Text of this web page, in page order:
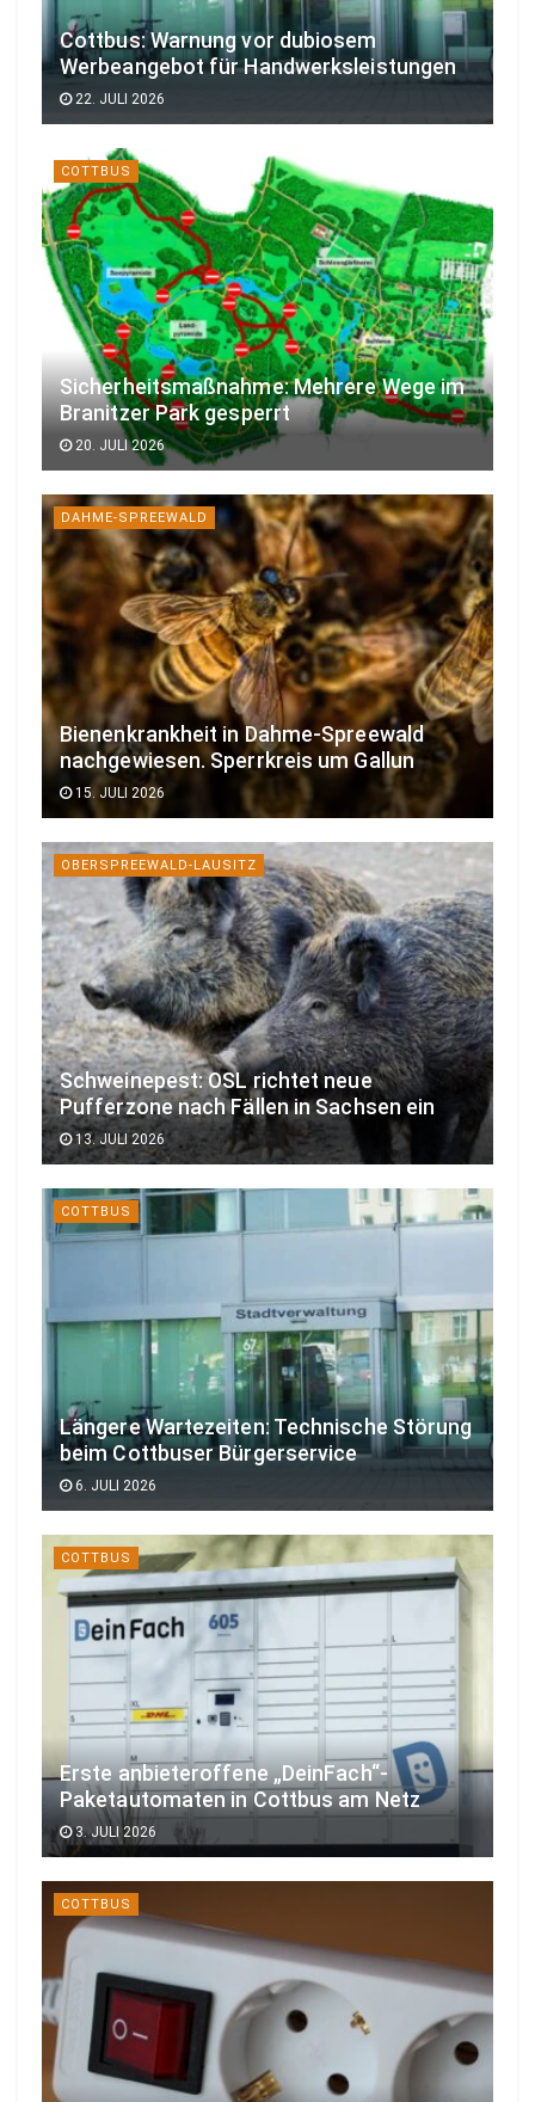
Cottbus: Warnung vor dubiosem
Werbeangebot für Handwerksleistungen
22. JULI 2026
COTTBUS
Sicherheitsmaßnahme: Mehrere Wege im
Branitzer Park gesperrt
20. JULI 2026
DAHME-SPREEWALD
Bienenkrankheit in Dahme-Spreewald
nachgewiesen. Sperrkreis um Gallun
15. JULI 2026
OBERSPREEWALD-LAUSITZ
Schweinepest: OSL richtet neue
Pufferzone nach Fällen in Sachsen ein
13. JULI 2026
COTTBUS
Längere Wartezeiten: Technische Störung
beim Cottbuser Bürgerservice
6. JULI 2026
COTTBUS
Erste anbieteroffene „DeinFach“-
Paketautomaten in Cottbus am Netz
3. JULI 2026
COTTBUS